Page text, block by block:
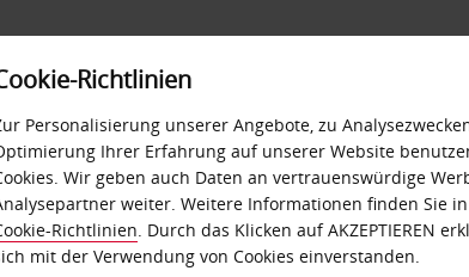
SELF-SERVICES
Richtlinien
Personalisierung unserer Angebote, zu
Ihrer Erfahrung auf unserer Website
Wir geben auch Daten an vertrauenswürdige
weiter. Weitere Informationen finden Sie
Richtlinien. Durch das Klicken auf AKZEPTIEREN
mit der Verwendung von Cookies einverstanden.